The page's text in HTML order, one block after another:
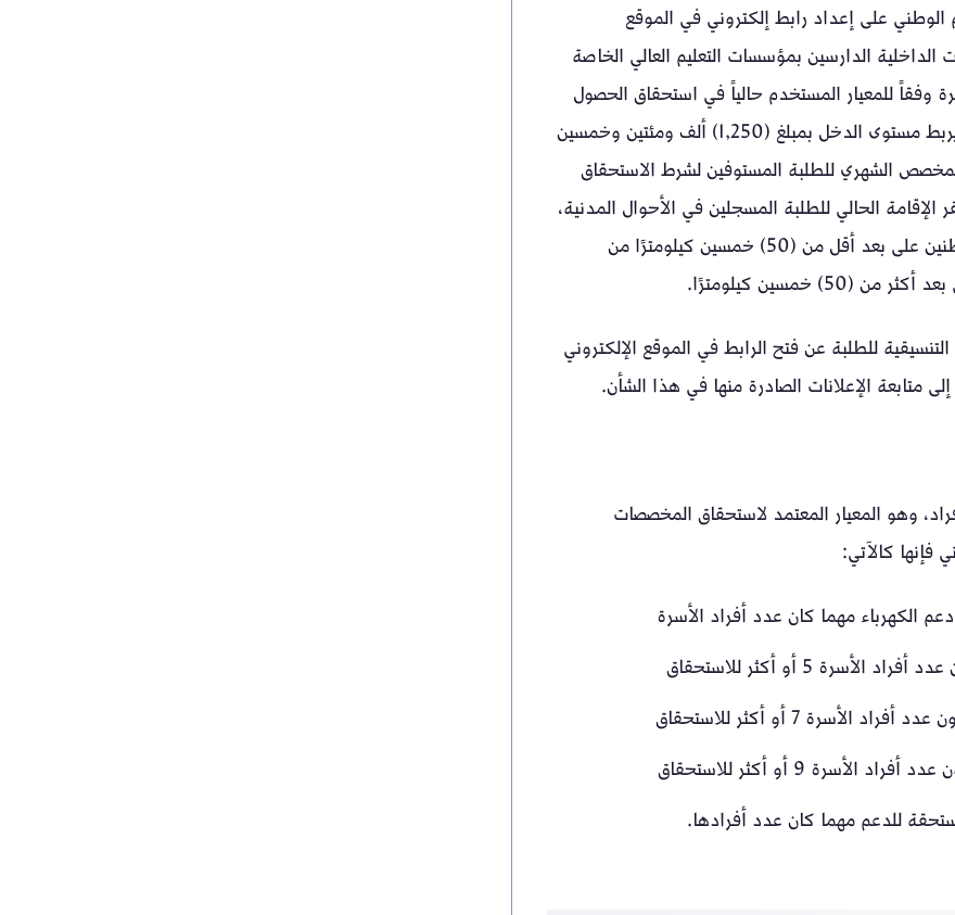
الوطني على إعداد رابط إلكتروني في الموقع
الداخلية الدارسين بمؤسسات التعليم العالي الخاصة
للمعيار المستخدم حالياً في استحقاق الحصول
على دعم الكهرباء المعتمد في نظام الدعم الوطني، والذي يربط مستوى الدخل بمبلغ (1,250) ألف ومئتين وخمسين
الشهري للطلبة المستوفين لشرط الاستحقاق
الحالي للطلبة المسجلين في الأحوال المدنية،
بحيث يكون المخصص (45) خمسة وأربعين ريالاً عمانياً للقاطنين على بعد أقل من (50) خمسين كيلومترًا من
للطلبة عن فتح الرابط في الموقع الإلكتروني
متابعة الإعلانات الصادرة منها في هذا الشأن.
وهو المعيار المعتمد لاستحقاق المخصصات
فإنها كالآتي: